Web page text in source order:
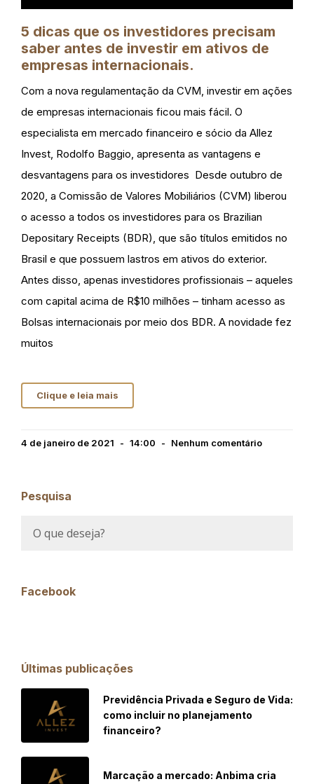
5 dicas que os investidores precisam
saber antes de investir em ativos de
empresas internacionais.
Com a nova regulamentação da CVM, investir em ações
de empresas internacionais ficou mais fácil. O
especialista em mercado financeiro e sócio da Allez
Invest, Rodolfo Baggio, apresenta as vantagens e
desvantagens para os investidores Desde outubro de
2020, a Comissão de Valores Mobiliários (CVM) liberou
o acesso a todos os investidores para os Brazilian
Depositary Receipts (BDR), que são títulos emitidos no
Brasil e que possuem lastros em ativos do exterior.
Antes disso, apenas investidores profissionais – aqueles
com capital acima de R$10 milhões – tinham acesso as
Bolsas internacionais por meio dos BDR. A novidade fez
muitos
Clique e leia mais
4 de janeiro de 2021 14:00 Nenhum comentário
Pesquisa
Facebook
Últimas publicações
Previdência Privada e Seguro de Vida:
como incluir no planejamento
financeiro?
Marcação a mercado: Anbima cria